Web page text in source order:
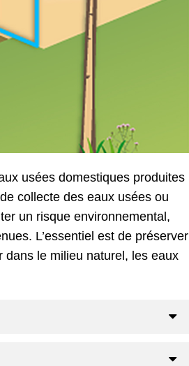
usées domestiques produites
collecte des eaux usées ou
un risque environnemental,
L’essentiel est de préserver
dans le milieu naturel, les eaux